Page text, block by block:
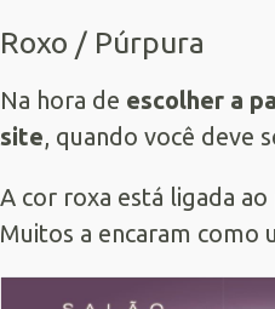
Roxo / Púrpura
Na hora de escolher a
site, quando você deve
A cor roxa está ligada
Muitos a encaram como